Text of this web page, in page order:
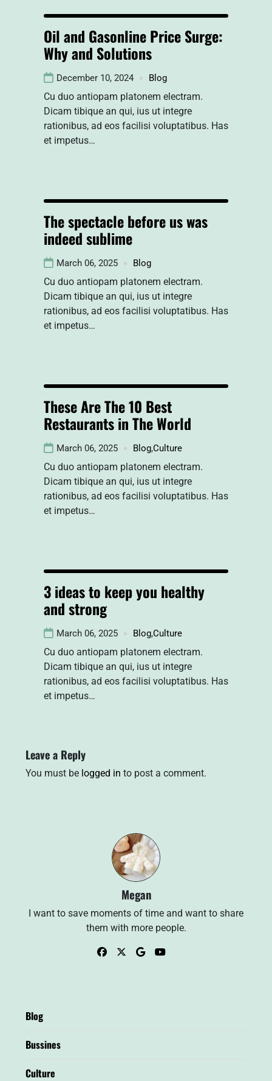
Oil and Gasonline Price Surge:
Why and Solutions
December 10, 2024 Blog
Cu duo antiopam platonem electram.
Dicam tibique an qui, ius ut integre
rationibus, ad eos facilisi voluptatibus. Has
et impetus…
The spectacle before us was
indeed sublime
March 06, 2025 Blog
Cu duo antiopam platonem electram.
Dicam tibique an qui, ius ut integre
rationibus, ad eos facilisi voluptatibus. Has
et impetus…
These Are The 10 Best
Restaurants in The World
March 06, 2025 Blog,Culture
Cu duo antiopam platonem electram.
Dicam tibique an qui, ius ut integre
rationibus, ad eos facilisi voluptatibus. Has
et impetus…
3 ideas to keep you healthy
and strong
March 06, 2025 Blog,Culture
Cu duo antiopam platonem electram.
Dicam tibique an qui, ius ut integre
rationibus, ad eos facilisi voluptatibus. Has
et impetus…
Leave a Reply
You must be logged in to post a comment.
Megan
I want to save moments of time and want to share
them with more people.
Blog
Bussines
Culture